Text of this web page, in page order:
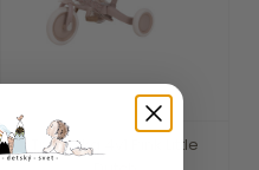
Trojkolka 4v1 Pink Little